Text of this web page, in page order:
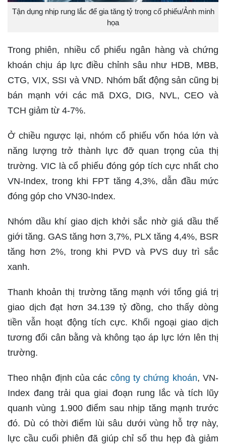
Tận dụng nhịp rung lắc để gia tăng tỷ trọng cổ phiếu/Ảnh minh
họa
Trong phiên, nhiều cổ phiếu ngân hàng và chứng
khoán chịu áp lực điều chỉnh sâu như HDB, MBB,
CTG, VIX, SSI và VND. Nhóm bất động sản cũng bị
bán mạnh với các mã DXG, DIG, NVL, CEO và
TCH giảm từ 4-7%.
Ở chiều ngược lại, nhóm cổ phiếu vốn hóa lớn và
năng lượng trở thành lực đỡ quan trọng của thị
trường. VIC là cổ phiếu đóng góp tích cực nhất cho
VN-Index, trong khi FPT tăng 4,3%, dẫn đầu mức
đóng góp cho VN30-Index.
Nhóm dầu khí giao dịch khởi sắc nhờ giá dầu thế
giới tăng. GAS tăng hơn 3,7%, PLX tăng 4,4%, BSR
tăng hơn 2%, trong khi PVD và PVS duy trì sắc
xanh.
Thanh khoản thị trường tăng mạnh với tổng giá trị
giao dịch đạt hơn 34.139 tỷ đồng, cho thấy dòng
tiền vẫn hoạt động tích cực. Khối ngoại giao dịch
tương đối cân bằng và không tạo áp lực lớn lên thị
trường.
Theo nhận định của các công ty chứng khoán, VN-
Index đang trải qua giai đoạn rung lắc và tích lũy
quanh vùng 1.900 điểm sau nhịp tăng mạnh trước
đó. Dù có thời điểm lùi sâu dưới vùng hỗ trợ này,
lực cầu cuối phiên đã giúp chỉ số thu hẹp đà giảm